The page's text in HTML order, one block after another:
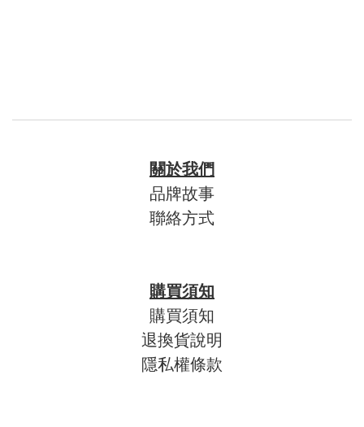
關於我們
品牌故事
聯絡方式
購買須知
購買須知
退換貨說明
隱私權條款